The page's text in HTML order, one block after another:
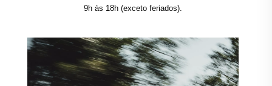
9h às 18h (exceto feriados).